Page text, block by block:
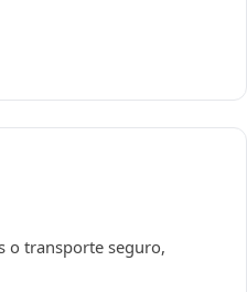
o transporte seguro,